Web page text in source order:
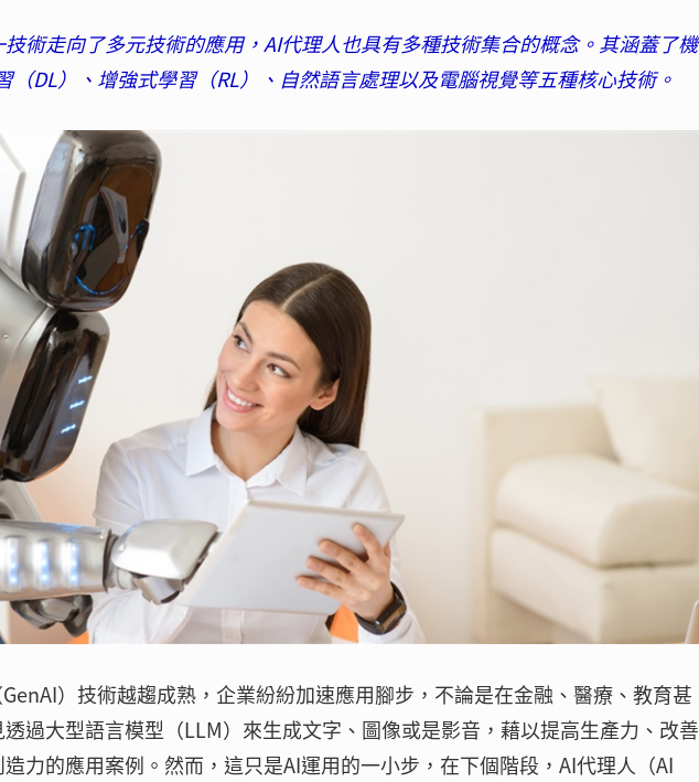
術走向了多元技術的應用，AI代理人也具有多種技術集合的概念。其涵蓋了機
（DL）、增強式學習（RL）、自然語言處理以及電腦視覺等五種核心技術。
）技術越趨成熟，企業紛紛加速應用腳步，不論是在金融、醫療、教育甚
過大型語言模型（LLM）來生成文字、圖像或是影音，藉以提高生產力、改善
力的應用案例。然而，這只是AI運用的一小步，在下個階段，AI代理人（AI